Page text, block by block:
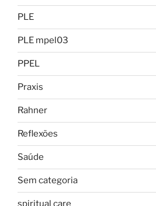
PLE
PLE mpel03
PPEL
Praxis
Rahner
Reflexões
Saúde
Sem categoria
spiritual care